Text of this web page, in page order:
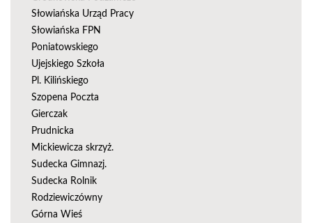
Słowiańska Urząd Pracy
Słowiańska FPN
Poniatowskiego
Ujejskiego Szkoła
Pl. Kilińskiego
Szopena Poczta
Gierczak
Prudnicka
Mickiewicza skrzyż.
Sudecka Gimnazj.
Sudecka Rolnik
Rodziewiczówny
Górna Wieś